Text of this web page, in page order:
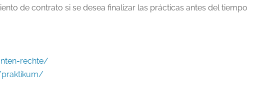
de contrato si se desea finalizar las prácticas antes del tiempo
rechte/